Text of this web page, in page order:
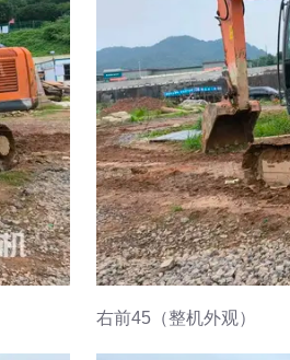
右前45（整机外观）